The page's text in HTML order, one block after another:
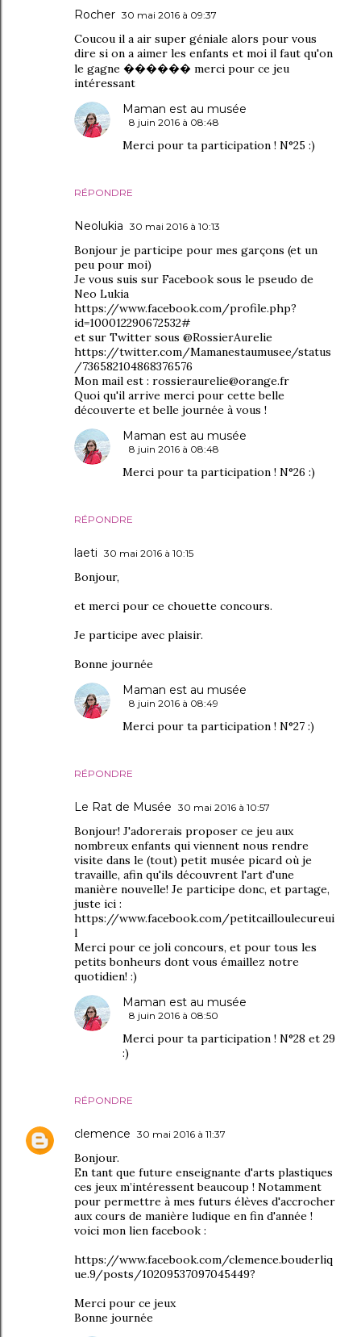
Rocher 30 mai 2016 à 09:37
Coucou il a air super géniale alors pour vous
dire si on a aimer les enfants et moi il faut qu'on
le gagne ������ merci pour ce jeu
intéressant
RÉPONDRE
Maman est au musée
8 juin 2016 à 08:48
Merci pour ta participation ! N°25 :)
Neolukia 30 mai 2016 à 10:13
Bonjour je participe pour mes garçons (et un
peu pour moi)
Je vous suis sur Facebook sous le pseudo de
Neo Lukia
https://www.facebook.com/profile.php?
id=100012290672532#
et sur Twitter sous @RossierAurelie
https://twitter.com/Mamanestaumusee/status
/736582104868376576
Mon mail est : rossieraurelie@orange.fr
Quoi qu'il arrive merci pour cette belle
découverte et belle journée à vous !
RÉPONDRE
Maman est au musée
8 juin 2016 à 08:48
Merci pour ta participation ! N°26 :)
laeti 30 mai 2016 à 10:15
Bonjour,
et merci pour ce chouette concours.
Je participe avec plaisir.
Bonne journée
RÉPONDRE
Maman est au musée
8 juin 2016 à 08:49
Merci pour ta participation ! N°27 :)
Le Rat de Musée 30 mai 2016 à 10:57
Bonjour! J'adorerais proposer ce jeu aux
nombreux enfants qui viennent nous rendre
visite dans le (tout) petit musée picard où je
travaille, afin qu'ils découvrent l'art d'une
manière nouvelle! Je participe donc, et partage,
juste ici :
https://www.facebook.com/petitcailloulecureui
l
Merci pour ce joli concours, et pour tous les
petits bonheurs dont vous émaillez notre
quotidien! :)
RÉPONDRE
Maman est au musée
8 juin 2016 à 08:50
Merci pour ta participation ! N°28 et 29
:)
clemence 30 mai 2016 à 11:37
Bonjour.
En tant que future enseignante d'arts plastiques
ces jeux m’intéressent beaucoup ! Notamment
pour permettre à mes futurs élèves d'accrocher
aux cours de manière ludique en fin d'année !
voici mon lien facebook :
https://www.facebook.com/clemence.bouderliq
ue.9/posts/10209537097045449?
Merci pour ce jeux
Bonne journée